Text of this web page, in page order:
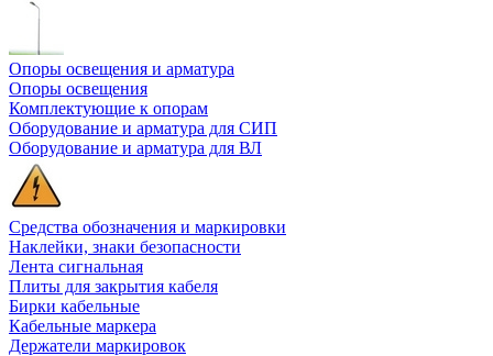
Опоры освещения и арматура
Опоры освещения
Комплектующие к опорам
Оборудование и арматура для СИП
Оборудование и арматура для ВЛ
Средства обозначения и маркировки
Наклейки, знаки безопасности
Лента сигнальная
Плиты для закрытия кабеля
Бирки кабельные
Кабельные маркера
Держатели маркировок